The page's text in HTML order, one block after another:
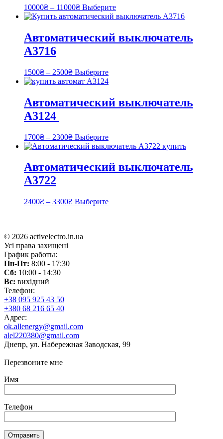
10000₴ – 11000₴ Выберите
Автоматический выключатель
А3716
1500₴ – 2500₴ Выберите
Автоматический выключатель
А3124
1700₴ – 2300₴ Выберите
Автоматический выключатель
А3722
2400₴ – 3300₴ Выберите
© 2026 activelectro.in.ua
Усі права захищені
График работы:
Пн-Пт: 8:00 - 17:30
Сб: 10:00 - 14:30
Вс: вихідний
Телефон:
+38 095 925 43 50
+380 68 216 65 40
Адрес:
ok.allenergy@gmail.com
alel220380@gmail.com
Днепр, ул. Набережная Заводская, 99
Перезвоните мне
Имя
Телефон